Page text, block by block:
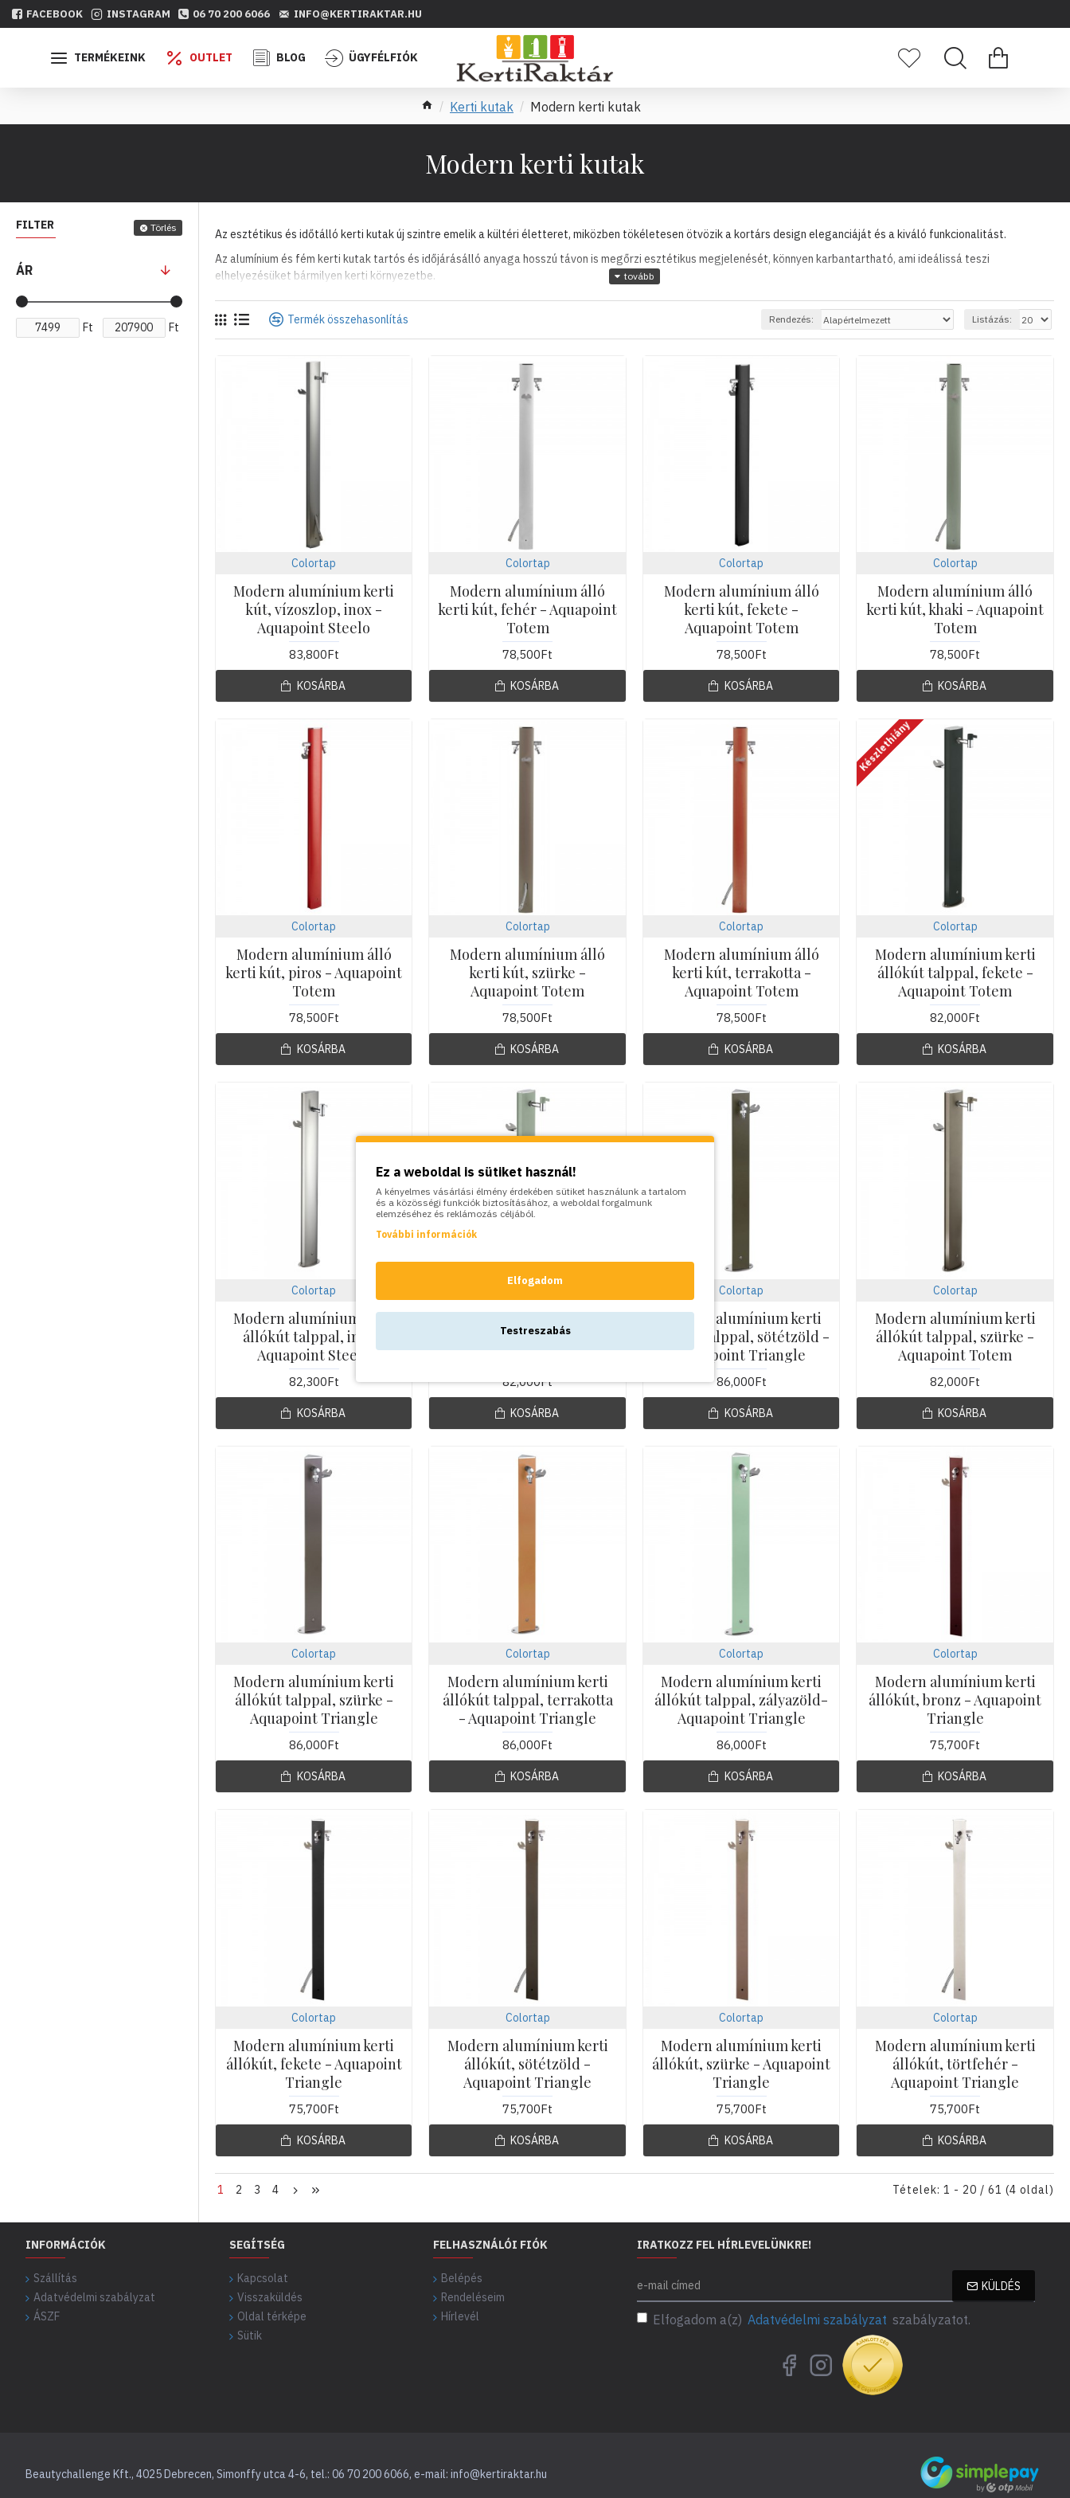
FACEBOOK INSTAGRAM 06 70 200 6066 INFO@KERTIRAKTAR.HU
TERMÉKEINK OUTLET BLOG ÜGYFÉLFIÓK
Kerti kutak Modern kerti kutak
Modern kerti kutak
FILTER Törlés
ÁR
Ft Ft
Az esztétikus és időtálló kerti kutak új szintre emelik a kültéri életteret, miközben tökéletesen ötvözik a kortárs design eleganciáját és a kiváló funkcionalitást.
Az alumínium és fém kerti kutak tartós és időjárásálló anyaga hosszú távon is megőrzi esztétikus megjelenését, könnyen karbantartható, ami ideálissá teszi
elhelyezésüket bármilyen kerti környezetbe.
Termék összehasonlítás Rendezés: Listázás:
Colortap
Modern alumínium kerti
kút, vízoszlop, inox -
Aquapoint Steelo
83,800Ft
KOSÁRBA
Colortap
Modern alumínium álló
kerti kút, fehér - Aquapoint
Totem
78,500Ft
KOSÁRBA
Colortap
Modern alumínium álló
kerti kút, fekete -
Aquapoint Totem
78,500Ft
KOSÁRBA
Colortap
Modern alumínium álló
kerti kút, khaki - Aquapoint
Totem
78,500Ft
KOSÁRBA
Colortap
Modern alumínium álló
kerti kút, piros - Aquapoint
Totem
78,500Ft
KOSÁRBA
Colortap
Modern alumínium álló
kerti kút, szürke -
Aquapoint Totem
78,500Ft
KOSÁRBA
Colortap
Modern alumínium álló
kerti kút, terrakotta -
Aquapoint Totem
78,500Ft
KOSÁRBA
Készlethiány
Colortap
Modern alumínium kerti
állókút talppal, fekete -
Aquapoint Totem
82,000Ft
KOSÁRBA
Colortap
Modern alumínium kerti
állókút talppal, inox -
Aquapoint Steelo
82,300Ft
KOSÁRBA
Colortap
Modern alumínium kerti
állókút talppal, khaki zöld
- Aquapoint Totem
82,000Ft
KOSÁRBA
Colortap
Modern alumínium kerti
állókút talppal, sötétzöld -
Aquapoint Triangle
86,000Ft
KOSÁRBA
Colortap
Modern alumínium kerti
állókút talppal, szürke -
Aquapoint Totem
82,000Ft
KOSÁRBA
Colortap
Modern alumínium kerti
állókút talppal, szürke -
Aquapoint Triangle
86,000Ft
KOSÁRBA
Colortap
Modern alumínium kerti
állókút talppal, terrakotta
- Aquapoint Triangle
86,000Ft
KOSÁRBA
Colortap
Modern alumínium kerti
állókút talppal, zályazöld-
Aquapoint Triangle
86,000Ft
KOSÁRBA
Colortap
Modern alumínium kerti
állókút, bronz - Aquapoint
Triangle
75,700Ft
KOSÁRBA
Colortap
Modern alumínium kerti
állókút, fekete - Aquapoint
Triangle
75,700Ft
KOSÁRBA
Colortap
Modern alumínium kerti
állókút, sötétzöld -
Aquapoint Triangle
75,700Ft
KOSÁRBA
Colortap
Modern alumínium kerti
állókút, szürke - Aquapoint
Triangle
75,700Ft
KOSÁRBA
Colortap
Modern alumínium kerti
állókút, törtfehér -
Aquapoint Triangle
75,700Ft
KOSÁRBA
1 2 3 4 Tételek: 1 - 20 / 61 (4 oldal)
INFORMÁCIÓK
Szállítás
Adatvédelmi szabályzat
ÁSZF
SEGÍTSÉG
Kapcsolat
Visszaküldés
Oldal térképe
Sütik
FELHASZNÁLÓI FIÓK
Belépés
Rendeléseim
Hírlevél
IRATKOZZ FEL HÍRLEVELÜNKRE!
KÜLDÉS
Elfogadom a(z) Adatvédelmi szabályzat szabályzatot.
Beautychallenge Kft., 4025 Debrecen, Simonffy utca 4-6, tel.: 06 70 200 6066, e-mail: info@kertiraktar.hu
Ez a weboldal is sütiket használ!
A kényelmes vásárlási élmény érdekében sütiket használunk a tartalom
és a közösségi funkciók biztosításához, a weboldal forgalmunk
elemzéséhez és reklámozás céljából.
További információk
Elfogadom
Testreszabás